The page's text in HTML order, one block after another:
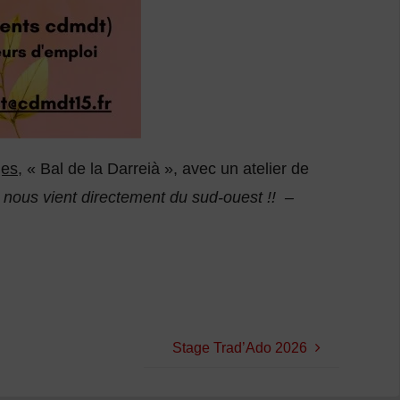
« Bal de la Darreià », avec un atelier de
vient directement du sud-ouest !! –
Stage Trad’Ado 2026